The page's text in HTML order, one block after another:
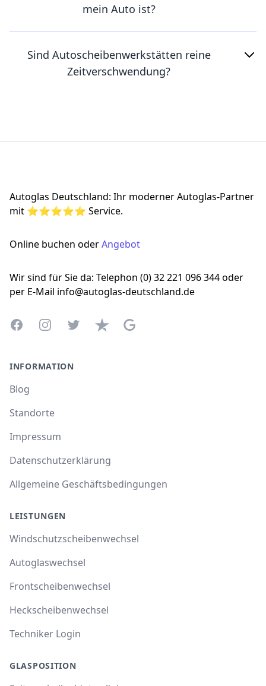
mein Auto ist?
Sind Autoscheibenwerkstätten reine
Zeitverschwendung?
Autoglas Deutschland: Ihr moderner Autoglas-Partner
mit ⭐⭐⭐⭐⭐ Service.
Online buchen oderAngebot
Wir sind für Sie da: Telephon (0) 32 221 096 344 oder
per E-Mail info@autoglas-deutschland.de
FacebookInstagramTwitterTrustpilotGoogle Business Profile
INFORMATION
Blog
Standorte
Impressum
Datenschutzerklärung
Allgemeine Geschäftsbedingungen
LEISTUNGEN
Windschutzscheibenwechsel
Autoglaswechsel
Frontscheibenwechsel
Heckscheibenwechsel
Techniker Login
GLASPOSITION